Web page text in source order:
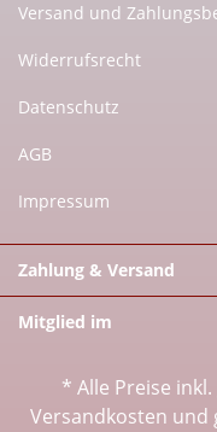
Versand und
Widerrufsrecht
Datenschutz
AGB
Impressum
Zahlung & Versand
Mitglied im
* Alle Preise
Versandkosten und